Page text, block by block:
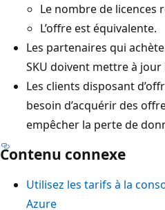
Le nombre de licences
L’offre est équivalente.
Les partenaires qui
SKU doivent mettre à
Les clients disposant
besoin d’acquérir des
empêcher la perte de
Contenu connexe
Utilisez les tarifs à la
Azure